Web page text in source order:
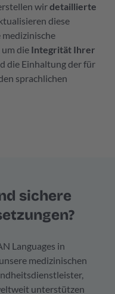
wirdetaillierte
diese
die Integrität Ihrer
die Einhaltung der für
sprachlichen
sichere
Languages in
medizinischen
unterstützen